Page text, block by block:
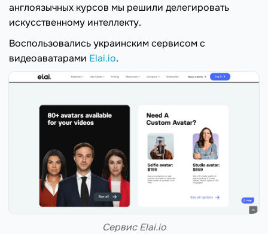
англоязычных курсов мы решили делегировать
искусственному интеллекту.
Воспользовались украинским сервисом с
видеоаватарами Elai.io.
Сервис Elai.io